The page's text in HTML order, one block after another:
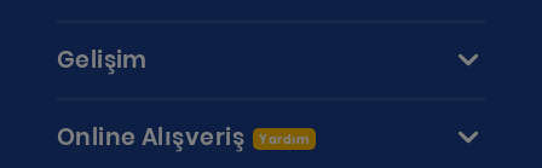
Gelişim
Online Alışveriş Yardım